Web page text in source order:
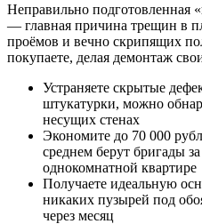
Неправильно подготовленная
— главная причина трещин в
проёмов и вечно скрипящих
покупаете, делая демонтаж
Устраняете скрытые
штукатурки, можно
несущих стенах
Экономите до 70 000
среднем берут бригады
однокомнатной квартире
Получаете идеальную
никаких пузырей под
через месяц